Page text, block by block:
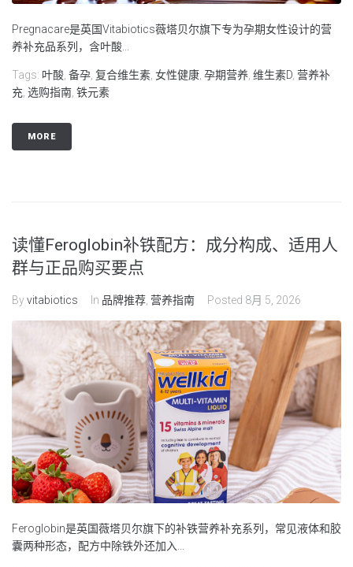
Pregnacare是英国Vitabiotics薇塔贝尔旗下专为孕期女性设计的营
养补充品系列，含叶酸...
Tags: 叶酸, 备孕, 复合维生素, 女性健康, 孕期营养, 维生素D, 营养补
充, 选购指南, 铁元素
MORE
读懂Feroglobin补铁配方：成分构成、适用人
群与正品购买要点
Byvitabiotics In 品牌推荐, 营养指南 Posted 8月 5, 2026
Feroglobin是英国薇塔贝尔旗下的补铁营养补充系列，常见液体和胶
囊两种形态，配方中除铁外还加入...